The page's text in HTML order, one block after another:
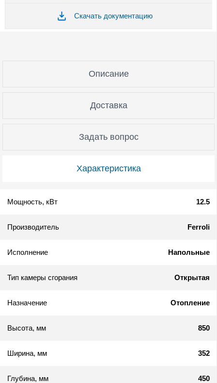
Скачать документацию
Характеристика
Описание
Доставка
Задать вопрос
Мощность, кВт 12.5
Производитель Ferroli
Исполнение Напольные
Тип камеры сгорания Открытая
Назначение Отопление
Высота, мм 850
Ширина, мм 352
Глубина, мм 450